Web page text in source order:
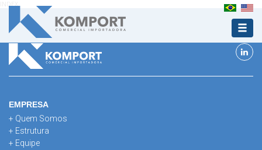
INDEX
EMPRESA
+ Quem Somos
+ Estrutura
+ Equipe